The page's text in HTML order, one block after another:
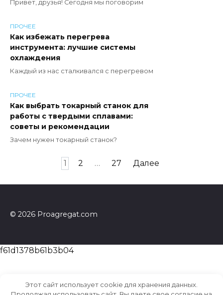
Привет, друзья! Сегодня мы поговорим
ПРОЧЕЕ
Как избежать перегрева
инструмента: лучшие системы
охлаждения
Каждый из нас сталкивался с перегревом
ПРОЧЕЕ
Как выбрать токарный станок для
работы с твердыми сплавами:
советы и рекомендации
Зачем нужен токарный станок?
1 2 … 27 Далее
© 2026 Proagregat.com
f61d1378b61b3b04
Этот сайт использует cookie для хранения данных.